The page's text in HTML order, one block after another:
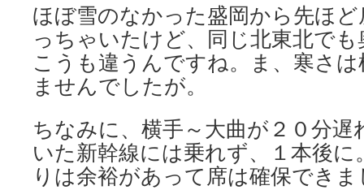
ほぼ雪のなかった盛岡から先ほ
っちゃいたけど、同じ北東北で
こうも違うんですね。ま、寒さ
ませんでしたが。
ちなみに、横手～大曲が２０分
いた新幹線には乗れず、１本後
りは余裕があって席は確保でき